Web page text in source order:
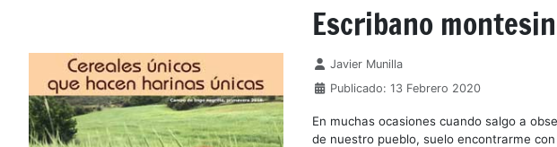
Escribano
Detalles
Javier Munilla
Publicado: 13 Febrero 2020
En muchas ocasiones cuando salgo a
de nuestro pueblo, suelo encontrarme